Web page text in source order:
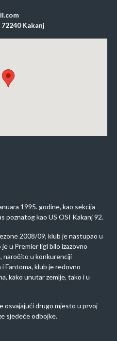
Kakanj
1995. godine, kao sekcija
poznatog kao US OSI Kakanj 92.
2008/09, klub je nastupao u
u Premier ligi bilo izazovno
naročito u konkurenciji
Fantoma, klub je redovno
kako unutar zemlje, tako i u
osvajajući drugo mjesto u prvoj
sjedeće odbojke.